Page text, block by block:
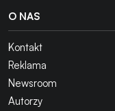
O NAS
Kontakt
Reklama
Newsroom
Autorzy